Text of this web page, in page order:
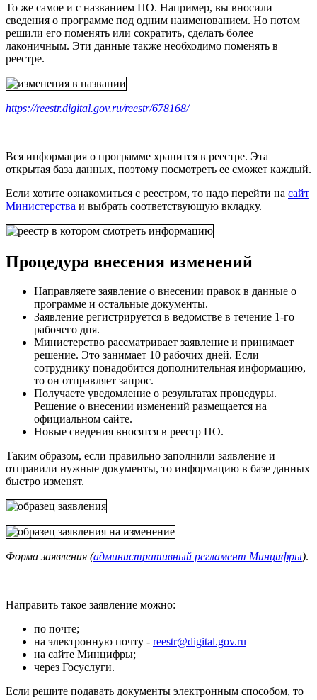
То же самое и с названием ПО. Например, вы вносили
сведения о программе под одним наименованием. Но потом
решили его поменять или сократить, сделать более
лаконичным. Эти данные также необходимо поменять в
реестре.
https://reestr.digital.gov.ru/reestr/678168/
Вся информация о программе хранится в реестре. Эта
открытая база данных, поэтому посмотреть ее сможет каждый.
Если хотите ознакомиться с реестром, то надо перейти на сайт
Министерства и выбрать соответствующую вкладку.
Процедура внесения изменений
Направляете заявление о внесении правок в данные о
программе и остальные документы.
Заявление регистрируется в ведомстве в течение 1-го
рабочего дня.
Министерство рассматривает заявление и принимает
решение. Это занимает 10 рабочих дней. Если
сотруднику понадобится дополнительная информацию,
то он отправляет запрос.
Получаете уведомление о результатах процедуры.
Решение о внесении изменений размещается на
официальном сайте.
Новые сведения вносятся в реестр ПО.
Таким образом, если правильно заполнили заявление и
отправили нужные документы, то информацию в базе данных
быстро изменят.
Форма заявления (административный регламент Минцифры).
Направить такое заявление можно:
по почте;
на электронную почту - reestr@digital.gov.ru
на сайте Минцифры;
через Госуслуги.
Если решите подавать документы электронным способом, то